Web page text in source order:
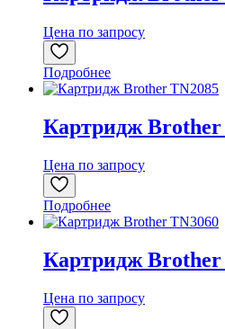
Цена по запросу
Подробнее
Картридж Brother
Цена по запросу
Подробнее
Картридж Brother
Цена по запросу